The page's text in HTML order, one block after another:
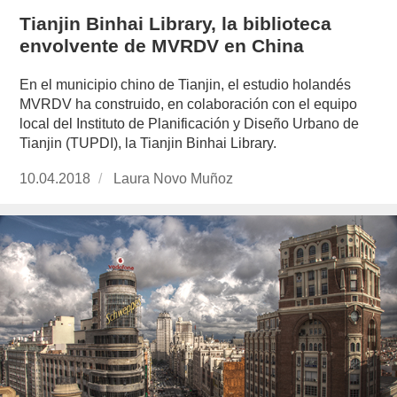
Tianjin Binhai Library, la biblioteca
envolvente de MVRDV en China
En el municipio chino de Tianjin, el estudio holandés
MVRDV ha construido, en colaboración con el equipo
local del Instituto de Planificación y Diseño Urbano de
Tianjin (TUPDI), la Tianjin Binhai Library.
Publicado
10.04.2018
https://www.experimenta.es/author/laura-
munoz/
Laura Novo Muñoz